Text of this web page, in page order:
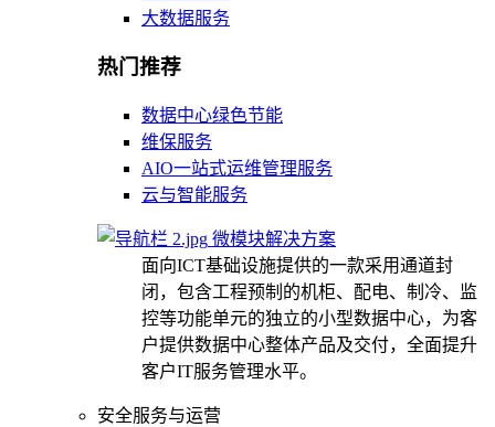
大数据服务
热门推荐
数据中心绿色节能
维保服务
AIO一站式运维管理服务
云与智能服务
微模块解决方案
面向ICT基础设施提供的一款采用通道封
闭，包含工程预制的机柜、配电、制冷、监
控等功能单元的独立的小型数据中心，为客
户提供数据中心整体产品及交付，全面提升
客户IT服务管理水平。
安全服务与运营